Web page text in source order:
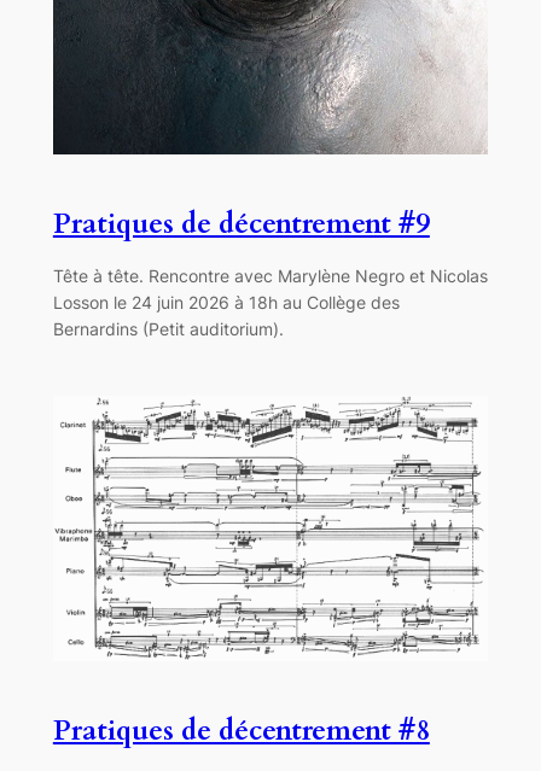
Pratiques de décentrement #9
Tête à tête. Rencontre avec Marylène Negro et Nicolas
Losson le 24 juin 2026 à 18h au Collège des
Bernardins (Petit auditorium).
Pratiques de décentrement #8